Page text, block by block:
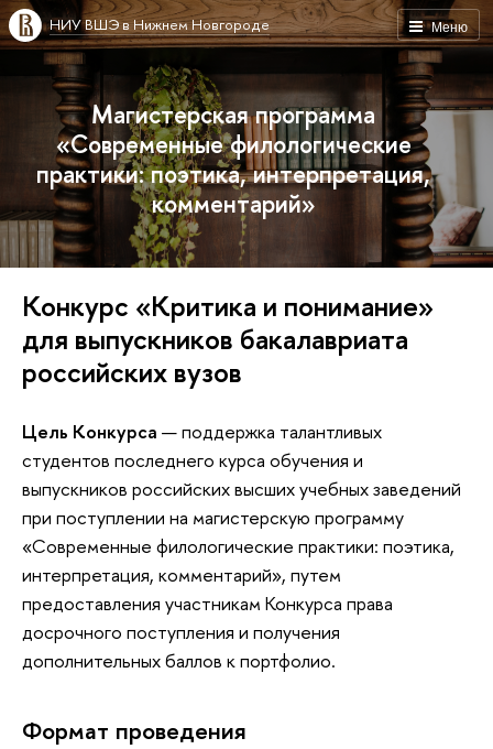
Меню
НИУ ВШЭ в Нижнем Новгороде
Магистерская программа
«Современные филологические
практики: поэтика, интерпретация,
комментарий»
Конкурс «Критика и понимание»
для выпускников бакалавриата
российских вузо
Цель Конкурса — поддержка талантливых
студентов последнего курса обучения и
ыпускников российских высших учебных заведений
при поступлении на магистерскую программу
«Современные филологические практики: поэтика,
интерпретация, комментарий», путем
предоставления участникам Конкурса права
досрочного поступления и получения
дополнительных баллов к портфолио.
Формат проведения